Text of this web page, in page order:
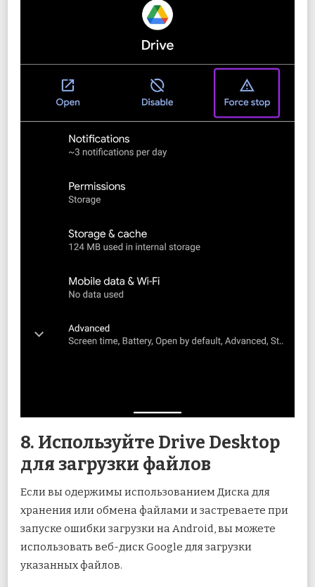
8. Используйте Drive Desktop
для загрузки файлов
Если вы одержимы использованием Диска для
хранения или обмена файлами и застреваете при
запуске ошибки загрузки на Android, вы можете
использовать веб-диск Google для загрузки
указанных файлов.